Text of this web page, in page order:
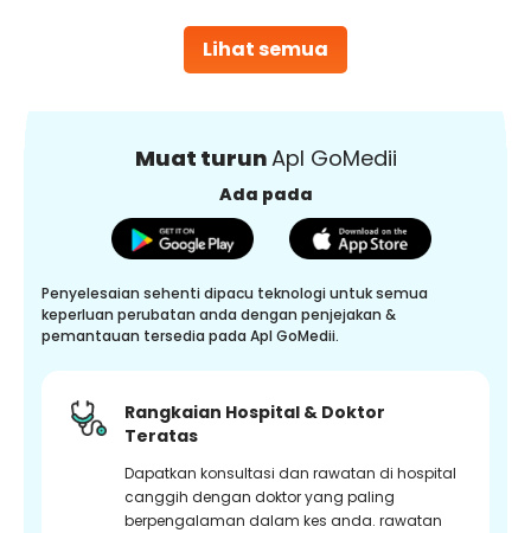
Lihat semua
Muat turunApl GoMedii
Ada pada
Penyelesaian sehenti dipacu teknologi untuk semua
keperluan perubatan anda dengan penjejakan &
pemantauan tersedia pada Apl GoMedii.
Rangkaian Hospital & Doktor
Teratas
Dapatkan konsultasi dan rawatan di hospital
canggih dengan doktor yang paling
berpengalaman dalam kes anda. rawatan